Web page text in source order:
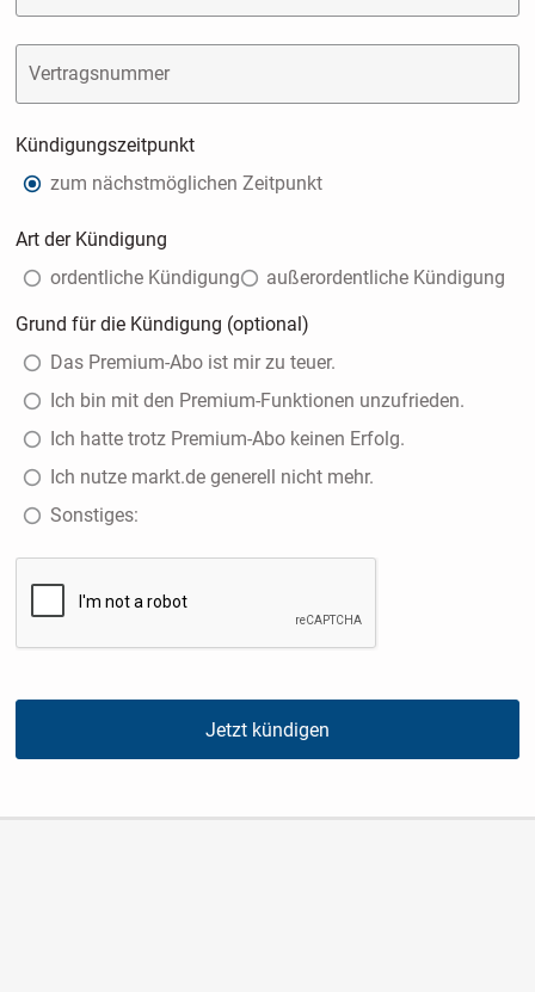
Vertragsnummer
Kündigungszeitpunkt
zum nächstmöglichen Zeitpunkt
Art der Kündigung
ordentliche Kündigung
außerordentliche Kündigung
Grund für die Kündigung (optional)
Das Premium-Abo ist mir zu teuer.
Ich bin mit den Premium-Funktionen unzufrieden.
Ich hatte trotz Premium-Abo keinen Erfolg.
Ich nutze markt.de generell nicht mehr.
Sonstiges:
Jetzt kündigen